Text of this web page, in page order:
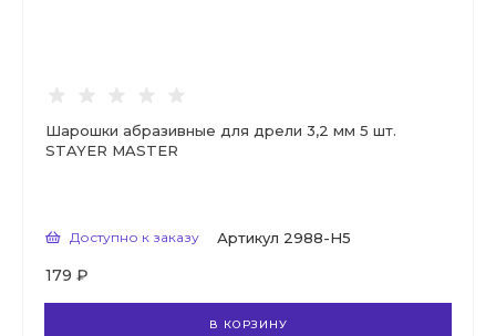
Шарошки абразивные для дрели 3,2 мм 5 шт.
STAYER MASTER
Доступно к заказу Артикул 2988-H5
179 ₽
В КОРЗИНУ